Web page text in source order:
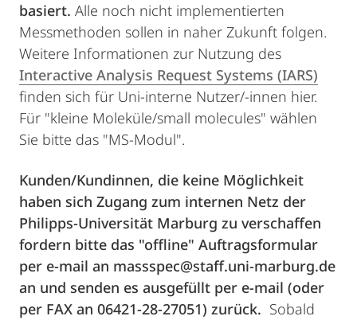
basiert. Alle noch nicht implementierten
Messmethoden sollen in naher Zukunft folgen.
Weitere Informationen zur Nutzung des
Interactive Analysis Request Systems (IARS)
finden sich für Uni-interne Nutzer/-innen hier.
Für "kleine Moleküle/small molecules" wählen
Sie bitte das "MS-Modul".
Kunden/Kundinnen, die keine Möglichkeit
haben sich Zugang zum internen Netz der
Philipps-Universität Marburg zu verschaffen
fordern bitte das "offline" Auftragsformular
per e-mail an massspec@staff.uni-marburg.de
an und senden es ausgefüllt per e-mail (oder
per FAX an 06421-28-27051) zurück. Sobald